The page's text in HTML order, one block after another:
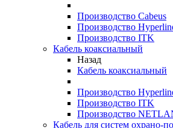
Производство Cabeus
Производство
Производство ITK
Кабель коаксиальный
Назад
Кабель коаксиальный
Производство
Производство ITK
Производство
Кабель для систем охрано-